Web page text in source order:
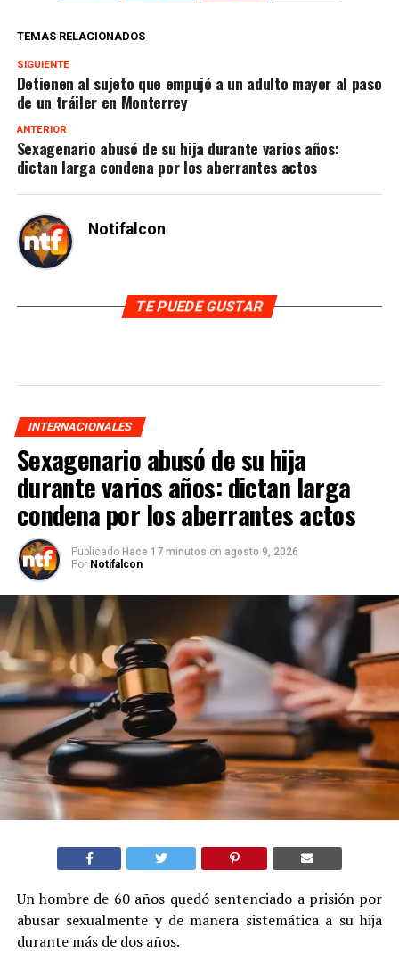
TEMAS RELACIONADOS
SIGUIENTE
Detienen al sujeto que empujó a un adulto mayor al paso
de un tráiler en Monterrey
ANTERIOR
Sexagenario abusó de su hija durante varios años:
dictan larga condena por los aberrantes actos
Notifalcon
TE PUEDE GUSTAR
INTERNACIONALES
Sexagenario abusó de su hija
durante varios años: dictan larga
condena por los aberrantes actos
Publicado Hace 17 minutos on agosto 9, 2026
Por Notifalcon
Un hombre de 60 años quedó sentenciado a prisión por
abusar sexualmente y de manera sistemática a su hija
durante más de dos años.